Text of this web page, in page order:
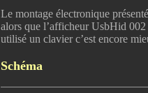
Le montage électronique
alors que l’afficheur UsbHid
utilisé un clavier c’est encore
Schéma